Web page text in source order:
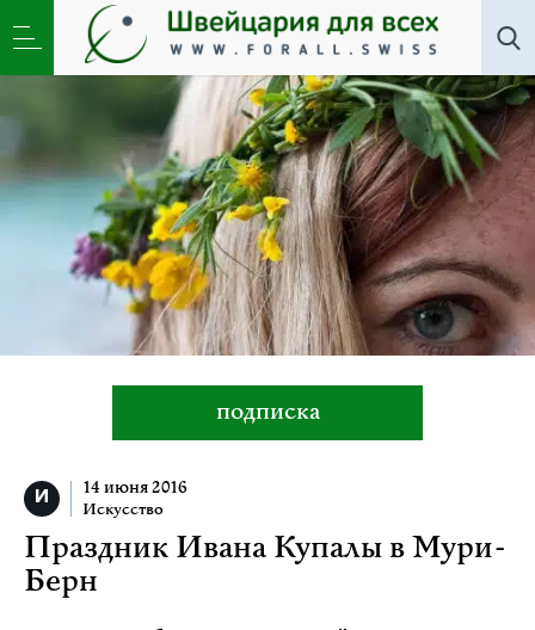
Искусство» Праздник Ивана Купалы в Мури-Берн
подписка
14 июня 2016
Искусство
Праздник Ивана Купалы в Мури-
Берн